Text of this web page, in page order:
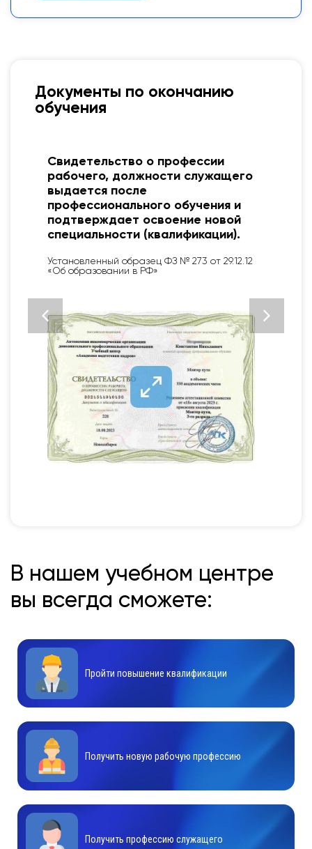
Документы по окончанию
обучения
Протокол об обучении. Основная
его функция подтвердить факт
обучения и его результат.
Каждый Учебный центр
разрабатывает собственный
шаблон документа с учетом
мероприятий
В нашем учебном центре
вы всегда сможете:
Пройти повышение квалификации
Получить новую рабочую профессию
Получить профессию служащего